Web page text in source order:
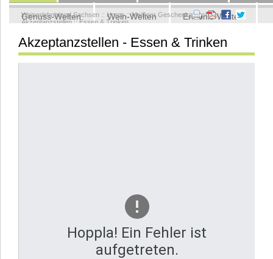
Genuss-Welten Wein-Welten Erlebnis-Welten
Kontakt
Weinerlebnisland Sachsen :: Home::Meißner Geschenkgutschein::
Akzeptanzstellen::Essen & Trinken
Akzeptanzstellen - Essen & Trinken
Hoppla! Ein Fehler ist
aufgetreten.